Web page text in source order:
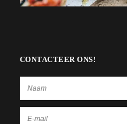
CONTACTEER ONS!